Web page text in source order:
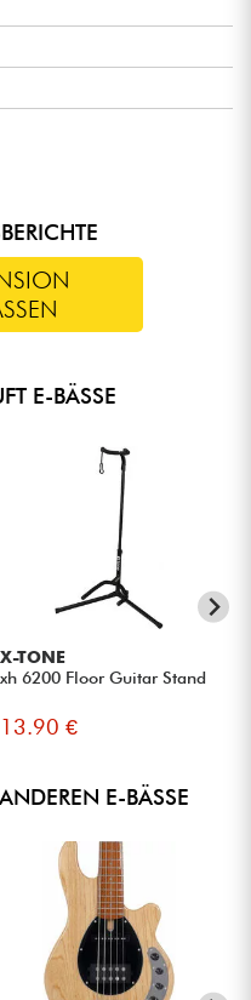
Pickup-Set
passiv schaltbar (18v
Potentiometer)
stimmmechaniken.
E-BÄSSE
X-TONE
xh 6200 Floor Guitar Stand
13.90 €
E-BÄSSE